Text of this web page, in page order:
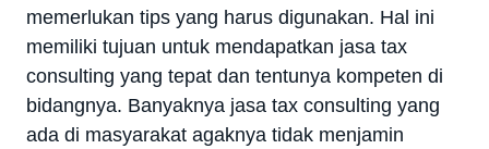
memerlukan tips yang harus digunakan. Hal ini
memiliki tujuan untuk mendapatkan jasa tax
consulting yang tepat dan tentunya kompeten di
bidangnya. Banyaknya jasa tax consulting yang
ada di masyarakat agaknya tidak menjamin